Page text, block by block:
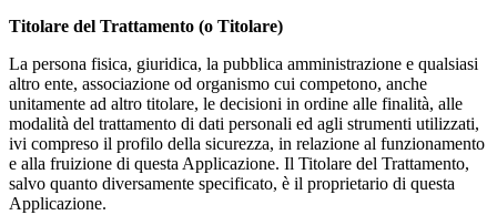
Titolare del Trattamento (o Titolare)
La persona fisica, giuridica, la pubblica amministrazione e qualsiasi
altro ente, associazione od organismo cui competono, anche
unitamente ad altro titolare, le decisioni in ordine alle finalità, alle
modalità del trattamento di dati personali ed agli strumenti utilizzati,
ivi compreso il profilo della sicurezza, in relazione al funzionamento
e alla fruizione di questa Applicazione. Il Titolare del Trattamento,
salvo quanto diversamente specificato, è il proprietario di questa
Applicazione.